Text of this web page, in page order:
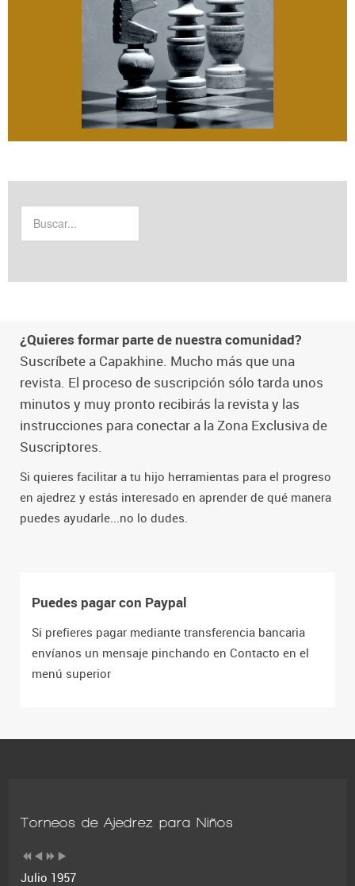
¿Quieres formar parte de nuestra comunidad?
Suscríbete a Capakhine. Mucho más que una
revista. El proceso de suscripción sólo tarda unos
minutos y muy pronto recibirás la revista y las
instrucciones para conectar a la Zona Exclusiva de
Suscriptores.
Si quieres facilitar a tu hijo herramientas para el progreso
en ajedrez y estás interesado en aprender de qué manera
puedes ayudarle...no lo dudes.
Puedes pagar con Paypal
Si prefieres pagar mediante transferencia bancaria
envíanos un mensaje pinchando en Contacto en el
menú superior
Torneos de Ajedrez para Niños
Julio 1957